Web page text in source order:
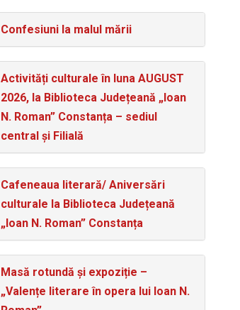
Confesiuni la malul mării
Activități culturale în luna AUGUST
2026, la Biblioteca Județeană „Ioan
N. Roman” Constanța – sediul
central și Filială
Cafeneaua literară/ Aniversări
culturale la Biblioteca Județeană
„Ioan N. Roman” Constanța
Masă rotundă și expoziție –
„Valențe literare în opera lui Ioan N.